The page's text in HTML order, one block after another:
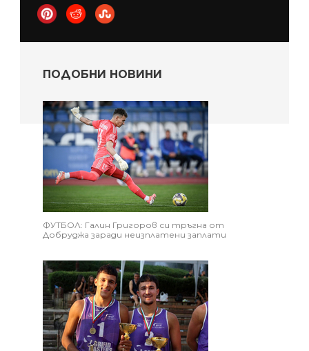
ПОДОБНИ НОВИНИ
ФУТБОЛ: Галин Григоров си тръгна от
Добруджа заради неизплатени заплати